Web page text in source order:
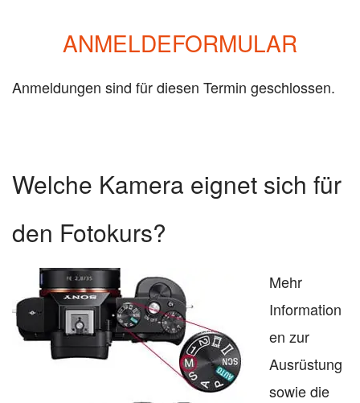
ANMELDEFORMULAR
Anmeldungen sind für diesen Termin geschlossen.
Welche Kamera eignet sich für
den Fotokurs?
Mehr
Information
en zur
Ausrüstung
sowie die